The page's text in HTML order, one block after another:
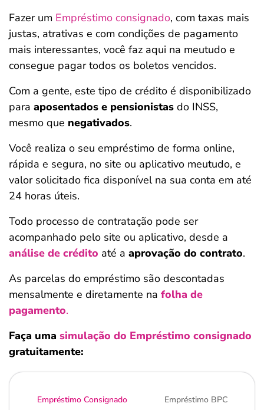
Fazer um Empréstimo consignado, com taxas mais
justas, atrativas e com condições de pagamento
mais interessantes, você faz aqui na meutudo e
consegue pagar todos os boletos vencidos.
Com a gente, este tipo de crédito é disponibilizado
para aposentados e pensionistas do INSS,
mesmo que negativados.
Você realiza o seu empréstimo de forma online,
rápida e segura, no site ou aplicativo meutudo, e
valor solicitado fica disponível na sua conta em até
24 horas úteis.
Todo processo de contratação pode ser
acompanhado pelo site ou aplicativo, desde a
análise de crédito até a aprovação do contrato.
As parcelas do empréstimo são descontadas
mensalmente e diretamente na folha de
pagamento.
Faça uma simulação do Empréstimo consignado
gratuitamente:
Empréstimo Consignado Empréstimo BPC